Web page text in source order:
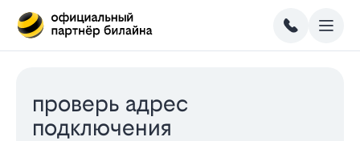
проверь адрес
подключения